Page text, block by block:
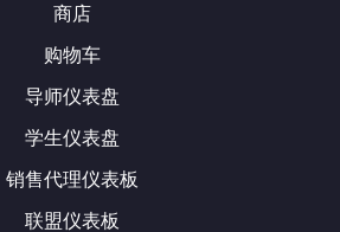
商店
购物车
导师仪表盘
学生仪表盘
销售代理仪表板
联盟仪表板